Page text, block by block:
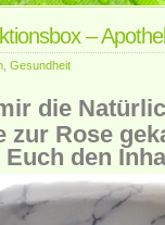
–
Gesundheit
die
zur Rose
Euch den